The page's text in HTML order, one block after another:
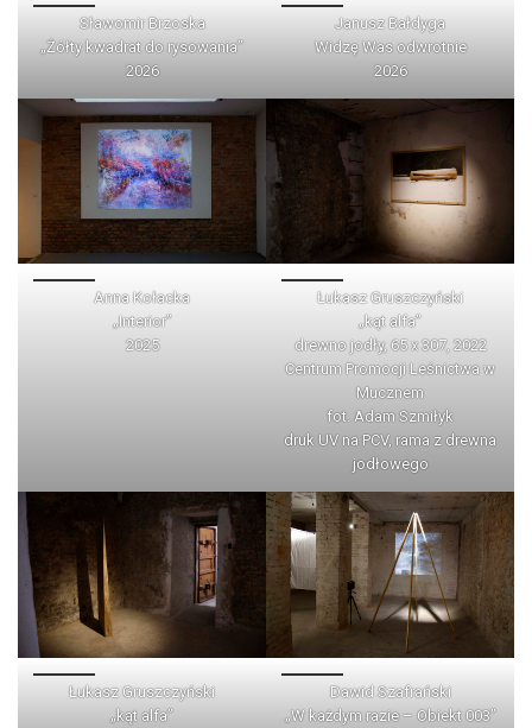
Sławomir Brzoska
„Żółty kwadrat do rysowania”
2026
Janusz Bałdyga
Widzę Was odwrotnie
2026
Anna Kołacka
„Interior”
2025
Łukasz Gruszczyński
„kąt alfa”
drewno jodły, 65 x 307, 2022
Centrum Promocji Leśnictwa w
Mucznem
fot. Adam Szmiłyk
druk UV na PCV, rama z drewna
jodłowego
Łukasz Gruszczyński
„kąt alfa”
Dawid Szafrański
„W każdym razie – Obiekt 003”